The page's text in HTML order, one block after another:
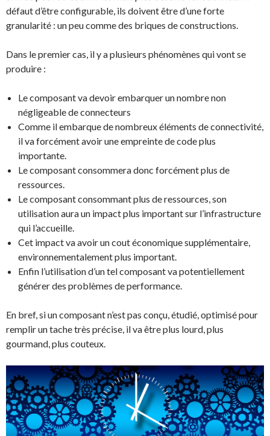
défaut d’être configurable, ils doivent être d’une forte
granularité : un peu comme des briques de constructions.
Dans le premier cas, il y a plusieurs phénomènes qui vont se
produire :
Le composant va devoir embarquer un nombre non
négligeable de connecteurs
Comme il embarque de nombreux éléments de connectivité,
il va forcément avoir une empreinte de code plus
importante.
Le composant consommera donc forcément plus de
ressources.
Le composant consommant plus de ressources, son
utilisation aura un impact plus important sur l’infrastructure
qui l’accueille.
Cet impact va avoir un cout économique supplémentaire,
environnementalement plus important.
Enfin l’utilisation d’un tel composant va potentiellement
générer des problèmes de performance.
En bref, si un composant n’est pas conçu, étudié, optimisé pour
remplir un tache très précise, il va être plus lourd, plus
gourmand, plus couteux.